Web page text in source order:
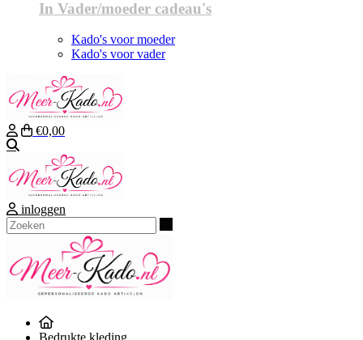
In Vader/moeder cadeau's
Kado's voor moeder
Kado's voor vader
€0,00
inloggen
Bedrukte kleding